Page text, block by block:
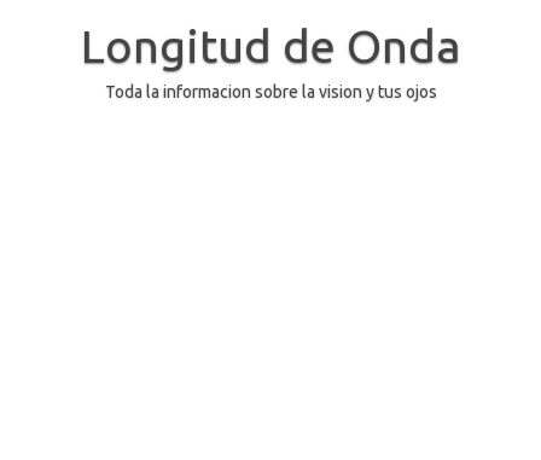
Longitud de Onda
Toda la informacion sobre la vision y tus ojos